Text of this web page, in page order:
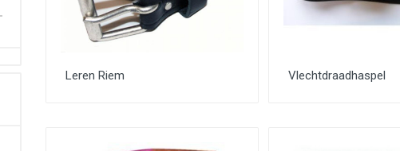
Leren Riem Vlechtdraadhaspel